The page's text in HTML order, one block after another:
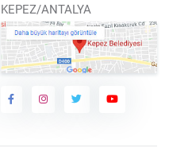
KEPEZ/ANTALYA